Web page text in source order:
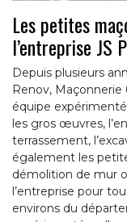
Les petites
l’entreprise JS
Depuis plusieurs
Renov,
équipe
les gros œuvres,
terrassement,
également les
démolition de mur
l’entreprise pour
environs du